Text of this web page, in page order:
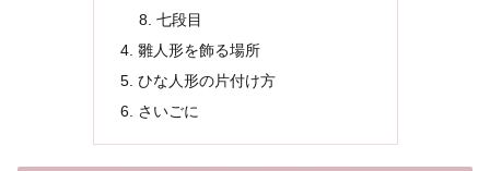
七段目
雛人形を飾る場所
ひな人形の片付け方
さいごに